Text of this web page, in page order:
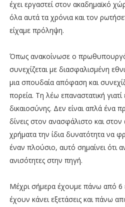
έχει εργαστεί στον ακαδημαϊκό
όλα αυτά τα χρόνια και τον
είχαμε πρόληψη.
Όπως ανακοίνωσε ο
συνεχίζεται με διασφαλισμένη
μια σπουδαία απόφαση και
πορεία. Τη λέω επαναστατική γιατί
δικαιοσύνης. Δεν είναι απλά ένα
δίνεις στον ανασφάλιστο και
χρήματα την ίδια δυνατότητα να
έναν πλούσιο, αυτό σημαίνει ότι
ανισότητες στην πηγή.
Μέχρι σήμερα έχουμε πάνω από 6
έχουν κάνει εξετάσεις και πάνω